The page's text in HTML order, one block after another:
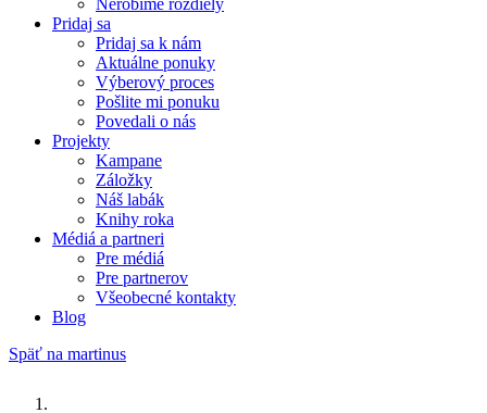
Nerobíme rozdiely
Pridaj sa
Pridaj sa k nám
Aktuálne ponuky
Výberový proces
Pošlite mi ponuku
Povedali o nás
Projekty
Kampane
Záložky
Náš labák
Knihy roka
Médiá a partneri
Pre médiá
Pre partnerov
Všeobecné kontakty
Blog
Späť na martinus